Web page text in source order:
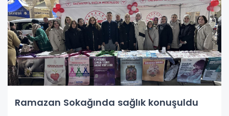
Ramazan Sokağında sağlık konuşuldu